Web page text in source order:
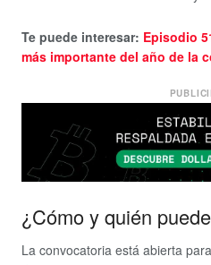
Te puede interesar: Episodio
más importante del año de la
¿Cómo y quién
La convocatoria está abierta